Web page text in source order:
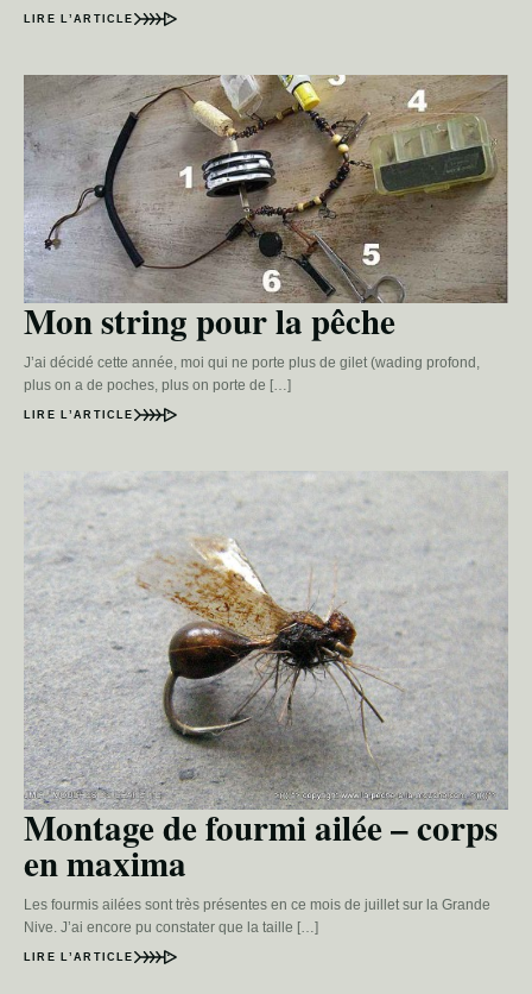
LIRE L’ARTICLE
Mon string pour la pêche
J’ai décidé cette année, moi qui ne porte plus de gilet (wading profond,
plus on a de poches, plus on porte de […]
LIRE L’ARTICLE
Montage de fourmi ailée – corps
en maxima
Les fourmis ailées sont très présentes en ce mois de juillet sur la Grande
Nive. J’ai encore pu constater que la taille […]
LIRE L’ARTICLE